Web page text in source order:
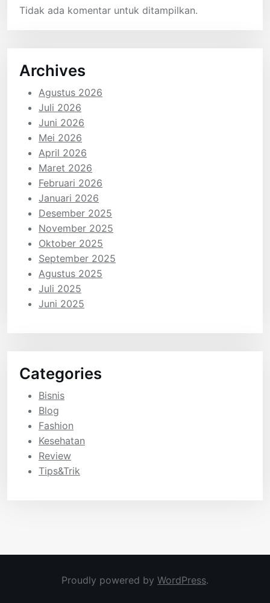
Tidak ada komentar untuk ditampilkan.
Archives
Agustus 2026
Juli 2026
Juni 2026
Mei 2026
April 2026
Maret 2026
Februari 2026
Januari 2026
Desember 2025
November 2025
Oktober 2025
September 2025
Agustus 2025
Juli 2025
Juni 2025
Categories
Bisnis
Blog
Fashion
Kesehatan
Review
Tips&Trik
Proudly powered by WordPress.